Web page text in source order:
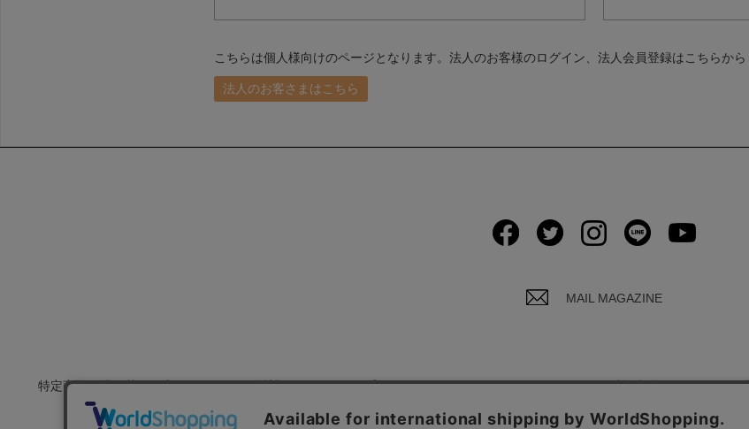
こちらは個人様向けのページとなります。法人のお客様のログイン、法人会員登録はこちらから
法人のお客さまはこちら
MAIL MAGAZINE
特定商取引法に基づく表示 会社概要 プライバシーポリシーについて ご利用規約 お